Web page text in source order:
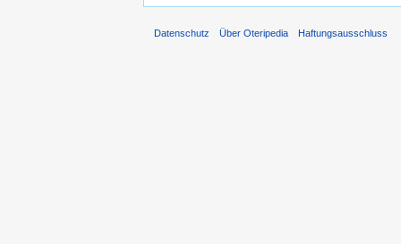
Datenschutz Über Oteripedia Haftungsausschluss